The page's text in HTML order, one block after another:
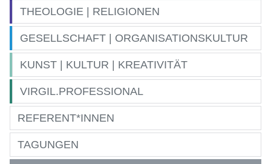
THEOLOGIE | RELIGIONEN
GESELLSCHAFT | ORGANISATIONSKULTUR
KUNST | KULTUR | KREATIVITÄT
VIRGIL.PROFESSIONAL
REFERENT*INNEN
TAGUNGEN